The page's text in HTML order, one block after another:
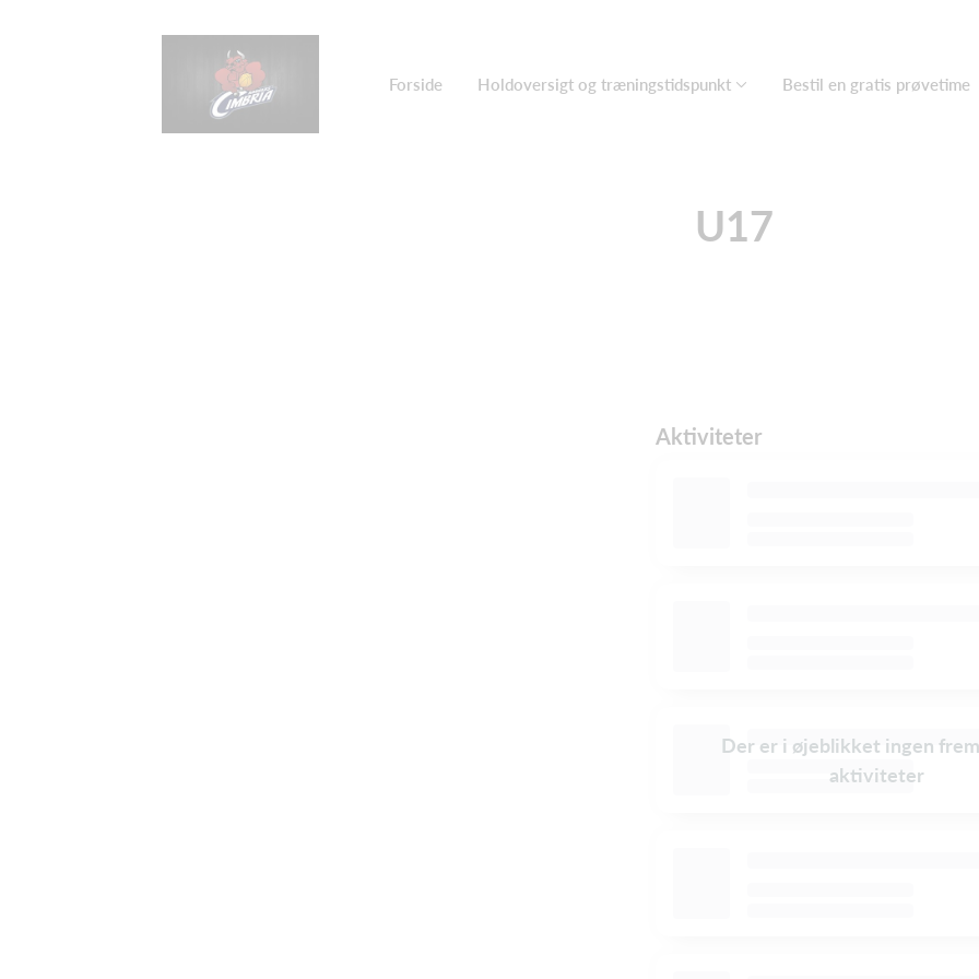
Forside Holdoversigt og træningstidspunkt Bestil en gratis prøvetime
U17
Aktiviteter
Der er i øjeblikket ingen
aktiviteter